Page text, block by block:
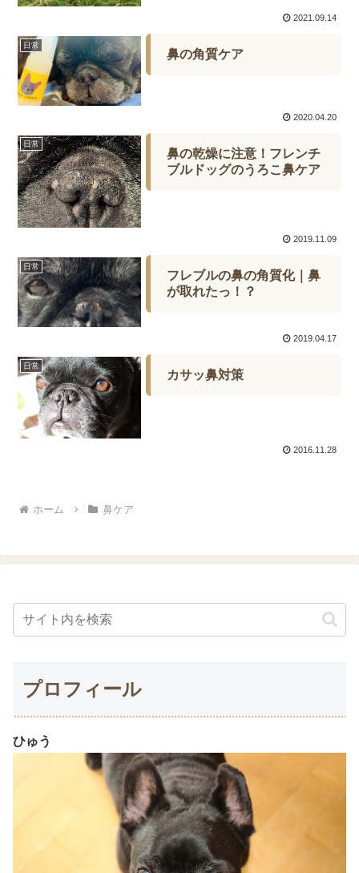
2021.09.14
日常
鼻の角質ケア
2020.04.20
日常
鼻の乾燥に注意！フレンチ
ブルドッグのうろこ鼻ケア
2019.11.09
日常
フレブルの鼻の角質化｜鼻
が取れたっ！？
2019.04.17
日常
カサッ鼻対策
2016.11.28
ホーム 鼻ケア
プロフィール
ひゅう